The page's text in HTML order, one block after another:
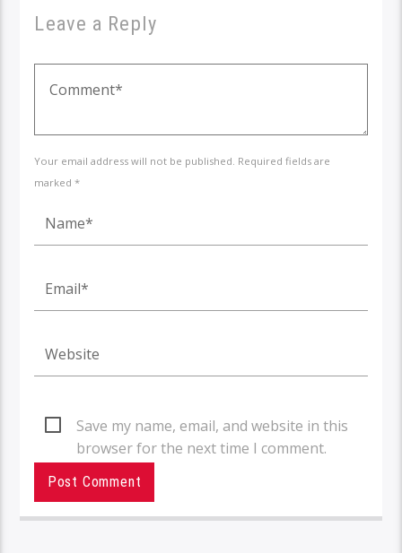
Leave a Reply
Your email address will not be published. Required fields are
marked *
Save my name, email, and website in this
browser for the next time I comment.